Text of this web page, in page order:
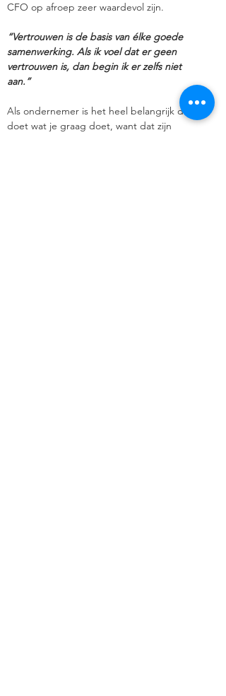
CFO op afroep zeer waardevol zijn.
“Vertrouwen is de basis van élke goede
samenwerking. Als ik voel dat er geen
vertrouwen is, dan begin ik er zelfs niet
aan.”
Als ondernemer is het heel belangrijk dat je
doet wat je graag doet, want dat zijn